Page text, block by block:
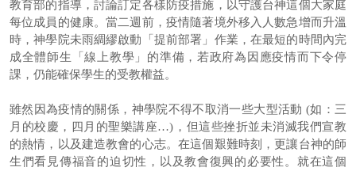
教育部的指導，討論訂定各樣防疫措施，以守護台神這個大家庭
每位成員的健康。當二週前，疫情隨著境外移入人數急增而升溫
時，神學院未雨綢繆啟動「提前部署」作業，在最短的時間內完
成全體師生「線上教學」的準備，若政府為因應疫情而下令停
課，仍能確保學生的受教權益。
雖然因為疫情的關係，神學院不得不取消一些大型活動 (如：三
月的校慶，四月的聖樂講座…)，但這些挫折並未消滅我們宣教
的熱情，以及建造教會的心志。在這個艱難時刻，更讓台神的師
生們看見傳福音的迫切性，以及教會復興的必要性。就在這個